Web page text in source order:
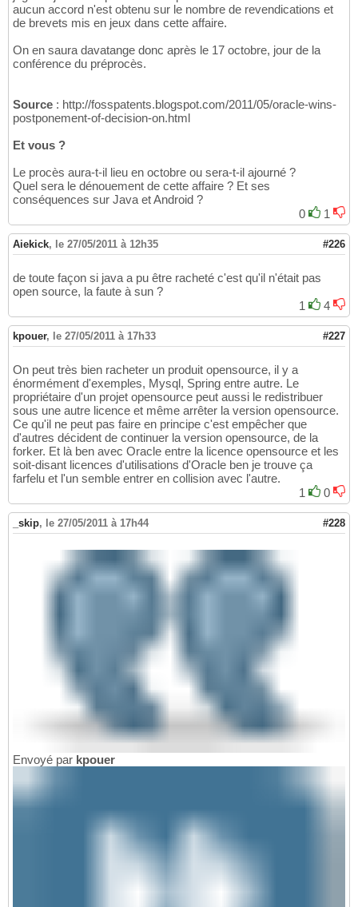
aucun accord n'est obtenu sur le nombre de revendications et
de brevets mis en jeux dans cette affaire.
On en saura davatange donc après le 17 octobre, jour de la
conférence du préprocès.
Source : http://fosspatents.blogspot.com/2011/05/oracle-wins-
postponement-of-decision-on.html
Et vous ?
Le procès aura-t-il lieu en octobre ou sera-t-il ajourné ?
Quel sera le dénouement de cette affaire ? Et ses
conséquences sur Java et Android ?
0
1
Aiekick, le 27/05/2011 à 12h35 #226
de toute façon si java a pu être racheté c'est qu'il n'était pas
open source, la faute à sun ?
1
4
kpouer, le 27/05/2011 à 17h33 #227
On peut très bien racheter un produit opensource, il y a
énormément d'exemples, Mysql, Spring entre autre. Le
propriétaire d'un projet opensource peut aussi le redistribuer
sous une autre licence et même arrêter la version opensource.
Ce qu'il ne peut pas faire en principe c'est empêcher que
d'autres décident de continuer la version opensource, de la
forker. Et là ben avec Oracle entre la licence opensource et les
soit-disant licences d'utilisations d'Oracle ben je trouve ça
farfelu et l'un semble entrer en collision avec l'autre.
1
0
_skip, le 27/05/2011 à 17h44 #228
Envoyé par kpouer